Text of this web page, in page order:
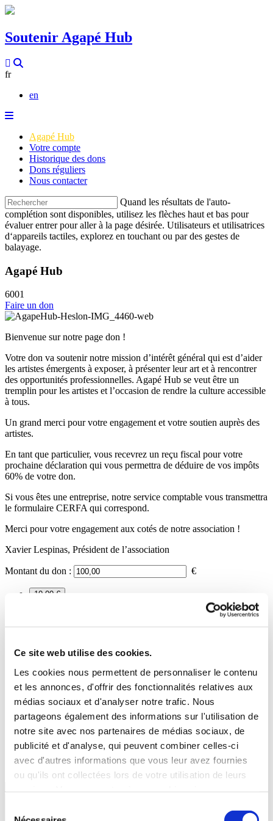
Ce site web utilise des cookies.
Les cookies nous permettent de personnaliser le contenu
et les annonces, d'offrir des fonctionnalités relatives aux
médias sociaux et d'analyser notre trafic. Nous
partageons également des informations sur l'utilisation de
notre site avec nos partenaires de médias sociaux, de
publicité et d'analyse, qui peuvent combiner celles-ci
avec d'autres informations que vous leur avez fournies
ou qu'ils ont collectées lors de votre utilisation de leurs
Soutenir Agapé Hub
fr
en
Agapé Hub
Votre compte
Historique des dons
Dons réguliers
Nous contacter
Quand les résultats de l'auto-
complétion sont disponibles, utilisez les flèches haut et bas pour
évaluer entrer pour aller à la page désirée. Utilisateurs et utilisatrices
d‘appareils tactiles, explorez en touchant ou par des gestes de
balayage.
Agapé Hub
6001
Faire un don
Bienvenue sur notre page don !
Votre don va soutenir notre mission d’intérêt général qui est d’aider
les artistes émergents à exposer, à présenter leur art et à rencontrer
des opportunités professionnelles. Agapé Hub se veut être un
tremplin pour les artistes et l’occasion de rendre la culture accessible
à tous.
Un grand merci pour votre engagement et votre soutien auprès des
artistes.
En tant que particulier, vous recevrez un reçu fiscal pour votre
prochaine déclaration qui vous permettra de déduire de vos impôts
60% de votre don.
Si vous êtes une entreprise, notre service comptable vous transmettra
le formulaire CERFA qui correspond.
Merci pour votre engagement aux cotés de notre association !
Xavier Lespinas, Président de l’association
Montant du don : €
10,00 €
500,00 €
Montant personnalisé
J'opte pour un don
ponctuel
tous les trimestres
tous les ans